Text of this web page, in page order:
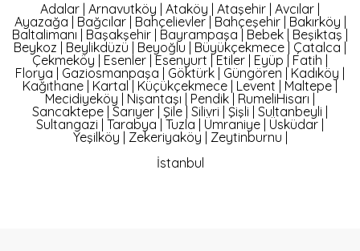
Adalar Arnavutköy Ataköy Ataşehir Avcılar
Ayazağa
Bağcılar| Bahçelievler| Bahçeşehir| Bakırköy
Baltalimanı
Başakşehir Bayrampaşa Bebek Beşiktaş
Beykoz
Beylikdüzü Beyoğlu Büyükçekmece Çatalca
Çekmeköy
Esenler Esenyurt Etiler Eyüp Fatih
Florya
Gaziosmanpaşa Göktürk Güngören Kadıköy
Kağıthane Kartal Küçükçekmece Levent Maltepe
Mecidiyeköy
Nişantaşı Pendik RumeliHisarı
Sancaktepe Sarıyer Şile Silivri Şişli Sultanbeyli
Sultangazi Tarabya Tuzla Ümraniye Üsküdar
Yeşilköy
Zekeriyaköy Zeytinburnu
İstanbul